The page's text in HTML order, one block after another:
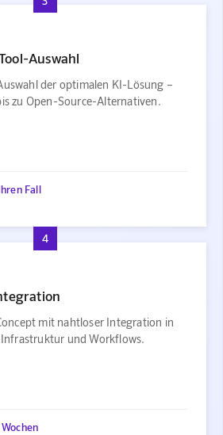
Auswahl
der optimalen KI-Lösung –
zu Open-Source-Alternativen.
Fall
4
mit nahtloser Integration in
und Workflows.